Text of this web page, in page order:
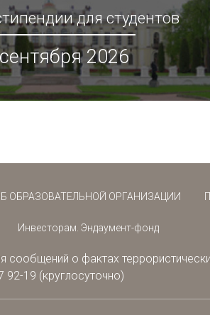
для студентов
2026
ОБРАЗОВАТЕЛЬНОЙ ОРГАНИЗАЦИИ
Инвесторам. Эндаумент-фонд
сообщений о фактах
92-19 (круглосуточно)